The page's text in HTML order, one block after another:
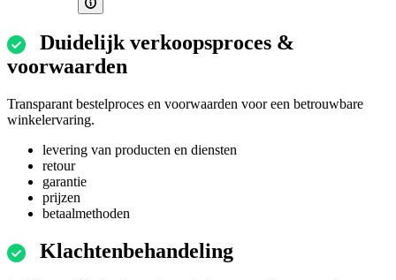
Duidelijk verkoopsproces &
voorwaarden
Transparant bestelproces en voorwaarden voor een betrouwbare
winkelervaring.
levering van producten en diensten
retour
garantie
prijzen
betaalmethoden
Klachtenbehandeling